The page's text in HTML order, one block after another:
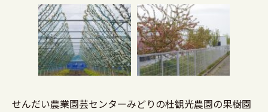
せんだい農業園芸センターみどりの杜観光農園の果樹園